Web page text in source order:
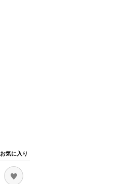
お気に入り